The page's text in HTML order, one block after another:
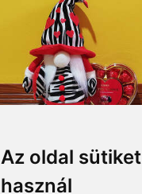
Az oldal sütiket
használ
from HUF16,360